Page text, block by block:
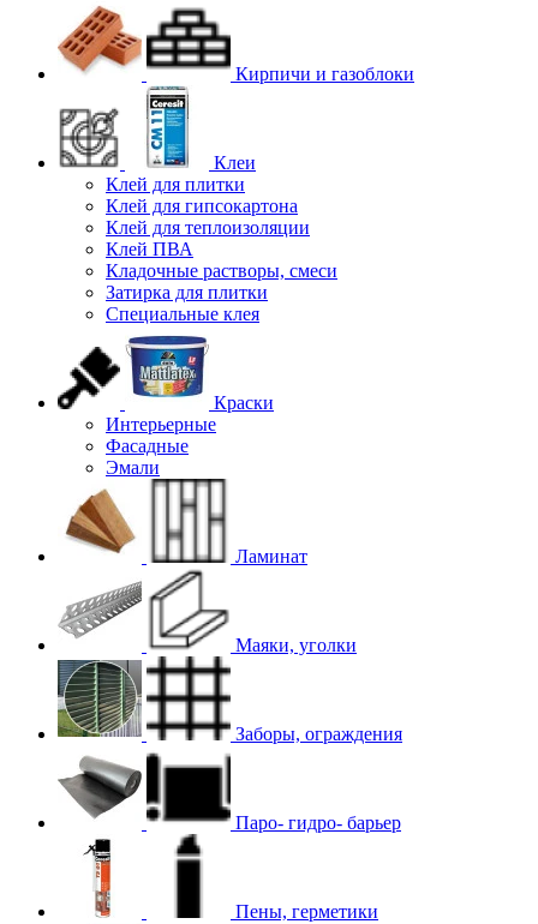
Кирпичи и газоблоки
Клеи
Клей для плитки
Клей для гипсокартона
Клей для теплоизоляции
Клей ПВА
Кладочные растворы, смеси
Затирка для плитки
Специальные клея
Краски
Интерьерные
Фасадные
Эмали
Ламинат
Маяки, уголки
Заборы, ограждения
Паро- гидро- барьер
Пены, герметики